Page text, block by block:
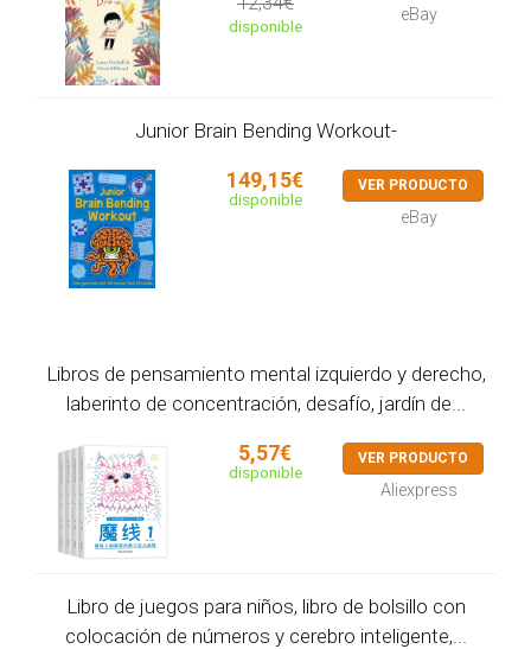
disponible
eBay
Junior Brain Bending Workout-
149,15€
disponible
VER PRODUCTO
eBay
Libros de pensamiento mental izquierdo y derecho,
laberinto de concentración, desafío, jardín de...
5,57€
disponible
VER PRODUCTO
Aliexpress
Libro de juegos para niños, libro de bolsillo con
colocación de números y cerebro inteligente,...